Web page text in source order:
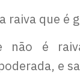
raiva que é
não é
e